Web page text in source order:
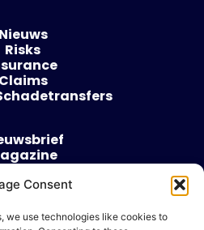
Consent
we use technologies like cookies to
Nieuws
Risks
Claims
Over